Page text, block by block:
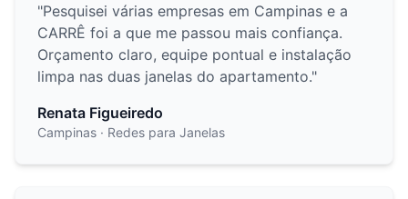
"Pesquisei várias empresas em Campinas e a
CARRÊ foi a que me passou mais confiança.
Orçamento claro, equipe pontual e instalação
limpa nas duas janelas do apartamento."
Renata Figueiredo
Campinas · Redes para Janelas